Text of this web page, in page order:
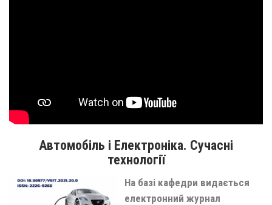
Автомобіль і Електроніка. Сучасні
технології
На базі кафедри видається
електронний журнал